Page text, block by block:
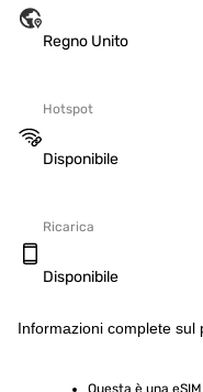
Regno Unito
Hotspot
Disponibile
Ricarica
Disponibile
Informazioni complete sul
Questa è una